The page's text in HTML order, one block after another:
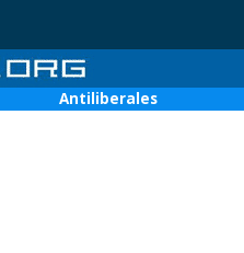
Antiliberales